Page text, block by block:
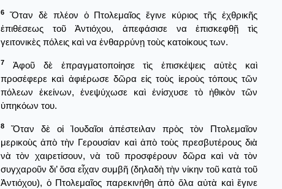
6
Ὅταν δὲ πλέον ὁ Πτολεμαῖος ἔγινε κύριος τῆς ἐχθρικῆς
ἐπιθέσεως τοῦ Ἀντιόχου, ἀπεφάσισε να ἐπισκεφθῇ τὶς
γειτονικὲς πόλεις καὶ να ἐνθαρρύνῃ τοὺς κατοίκους των.
7
Ἀφοῦ δὲ ἐπραγματοποίησε τὶς ἐπισκέψεις αὐτὲς καὶ
προσέφερε καὶ ἀφιέρωσε δῶρα εἰς τοὺς ἱεροὺς τόπους τῶν
πόλεων ἐκείνων, ἐνεψύχωσε καὶ ἐνίσχυσε τὸ ἠθικὸν τῶν
ὑπηκόων του.
8
Ὅταν δὲ οἱ Ἰουδαῖοι ἀπέστειλαν πρὸς τὸν Πτολεμαῖον
μερικοὺς ἀπὸ τὴν Γερουσίαν καὶ ἀπὸ τοὺς πρεσβυτέρους διὰ
νὰ τὸν χαιρετίσουν, νὰ τοῦ προσφέρουν δῶρα καὶ νὰ τὸν
συγχαροῦν δι’ ὅσα εἶχαν συμβῆ (δηλαδὴ τὴν νίκην τοῦ κατὰ τοῦ
Ἀντιόχου), ὁ Πτολεμαῖος παρεκινήθη ἀπὸ ὅλα αὐτὰ καὶ ἔγινε